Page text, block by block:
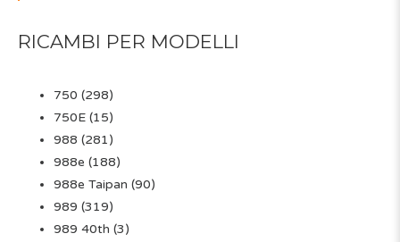
RICAMBI PER MODELLI
750 (298)
750E (15)
988 (281)
988e (188)
988e Taipan (90)
989 (319)
989 40th (3)